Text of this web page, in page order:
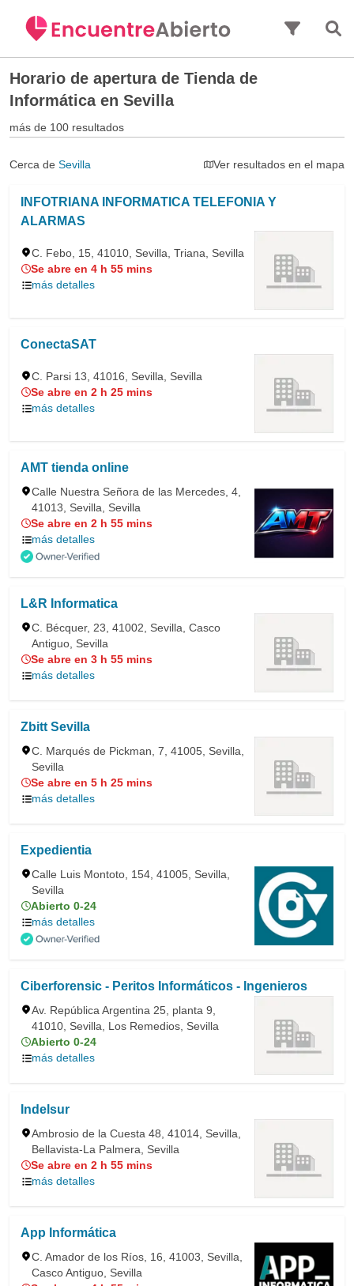
Horario de apertura de Tienda de
Informática en Sevilla
más de 100 resultados
Cerca de Sevilla Ver resultados en el mapa
INFOTRIANA INFORMATICA TELEFONIA Y
ALARMAS
C. Febo, 15, 41010, Sevilla, Triana, Sevilla
Se abre en 4 h 55 mins
más detalles
ConectaSAT
C. Parsi 13, 41016, Sevilla, Sevilla
Se abre en 2 h 25 mins
más detalles
AMT tienda online
Calle Nuestra Señora de las Mercedes, 4,
41013, Sevilla, Sevilla
Se abre en 2 h 55 mins
más detalles
L&R Informatica
C. Bécquer, 23, 41002, Sevilla, Casco
Antiguo, Sevilla
Se abre en 3 h 55 mins
más detalles
Zbitt Sevilla
C. Marqués de Pickman, 7, 41005, Sevilla,
Sevilla
Se abre en 5 h 25 mins
más detalles
Expedientia
Calle Luis Montoto, 154, 41005, Sevilla,
Sevilla
Abierto 0-24
más detalles
Ciberforensic - Peritos Informáticos - Ingenieros
Av. República Argentina 25, planta 9,
41010, Sevilla, Los Remedios, Sevilla
Abierto 0-24
más detalles
Indelsur
Ambrosio de la Cuesta 48, 41014, Sevilla,
Bellavista-La Palmera, Sevilla
Se abre en 2 h 55 mins
más detalles
App Informática
C. Amador de los Ríos, 16, 41003, Sevilla,
Casco Antiguo, Sevilla